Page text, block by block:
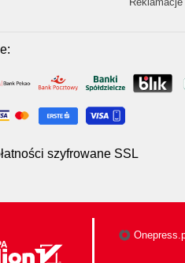
szyfrowane SSL